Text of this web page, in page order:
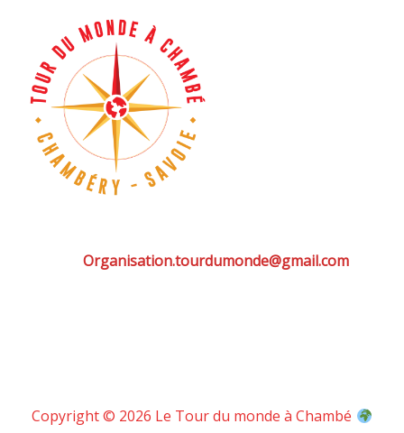
Organisation.tourdumonde@gmail.com
Copyright © 2026 Le Tour du monde à Chambé